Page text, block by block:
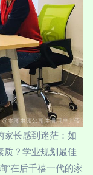
家长感到迷茫：如
质？学业规划最佳
”在后千禧一代的家